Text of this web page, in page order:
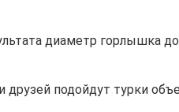
диаметр горлышка
подойдут турки